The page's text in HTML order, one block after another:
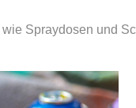
Spraydosen und